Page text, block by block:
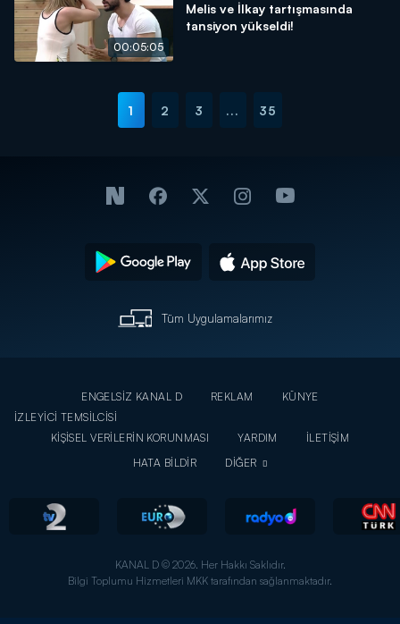
00:05:05
Melis ve İlkay tartışmasında
tansiyon yükseldi!
1 2 3 ... 35
Tüm Uygulamalarımız
ENGELSİZ KANAL D REKLAM
KÜNYE
İZLEYİCİ TEMSİLCİSİ
KİŞİSEL VERİLERİN KORUNMASI
YARDIM
İLETİŞİM
HATA BİLDİR
DİĞER
KANAL D © 2026. Her Hakkı Saklıdır.
Bilgi Toplumu Hizmetleri MKK tarafından sağlanmaktadır.